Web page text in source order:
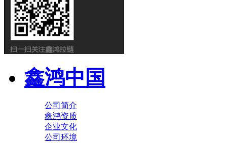
鑫鸿中国
公司简介
鑫鸿资质
企业文化
公司环境